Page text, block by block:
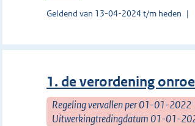
Geldend van 13-04-2024 t/m heden
1. de verordening
Regeling vervallen per 01-01-2022
Uitwerkingtredingdatum 01-01-